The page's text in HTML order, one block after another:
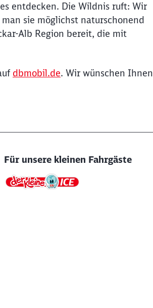
entdecken. Die Wildnis ruft: Wir
sie möglichst naturschonend
Alb Region bereit, die mit
dbmobil.de. Wir wünschen Ihnen
Für unsere kleinen Fahrgäste